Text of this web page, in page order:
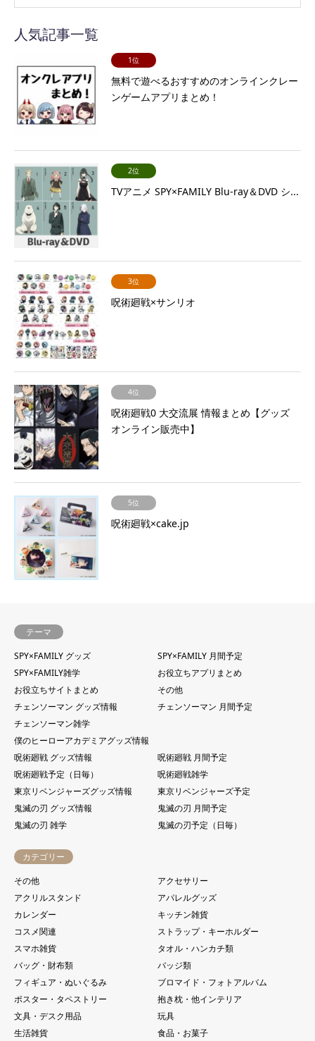
人気記事一覧
1位
無料で遊べるおすすめのオンラインクレー
ンゲームアプリまとめ！
2位
TVアニメ SPY×FAMILY Blu-ray＆DVD シ...
3位
呪術廻戦×サンリオ
4位
呪術廻戦0 大交流展 情報まとめ【グッズ
オンライン販売中】
5位
呪術廻戦×cake.jp
テーマ
SPY×FAMILY グッズ
SPY×FAMILY 月間予定
SPY×FAMILY雑学
お役立ちアプリまとめ
お役立ちサイトまとめ
その他
チェンソーマン グッズ情報
チェンソーマン 月間予定
チェンソーマン雑学
僕のヒーローアカデミアグッズ情報
呪術廻戦 グッズ情報
呪術廻戦 月間予定
呪術廻戦予定（日毎）
呪術廻戦雑学
東京リベンジャーズグッズ情報
東京リベンジャーズ予定
鬼滅の刃 グッズ情報
鬼滅の刃 月間予定
鬼滅の刃 雑学
鬼滅の刃予定（日毎）
カテゴリー
その他
アクセサリー
アクリルスタンド
アパレルグッズ
カレンダー
キッチン雑貨
コスメ関連
ストラップ・キーホルダー
スマホ雑貨
タオル・ハンカチ類
バッグ・財布類
バッジ類
フィギュア・ぬいぐるみ
ブロマイド・フォトアルバム
ポスター・タペストリー
抱き枕・他インテリア
文具・デスク用品
玩具
生活雑貨
食品・お菓子